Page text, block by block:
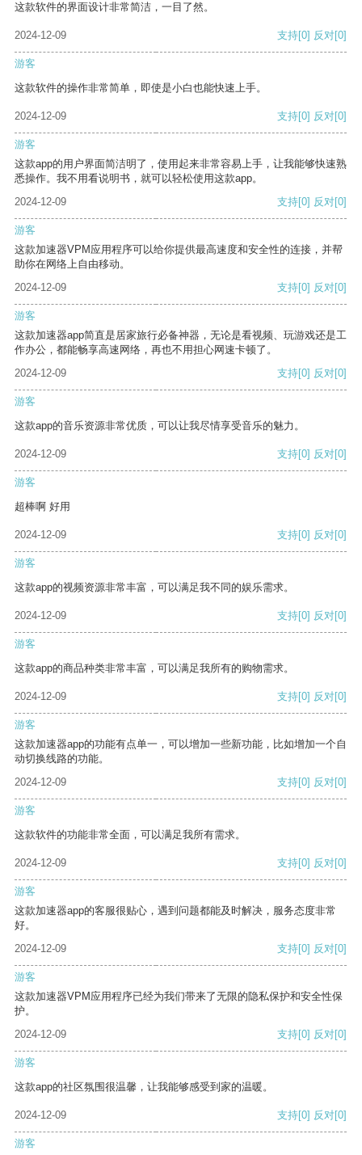
这款软件的界面设计非常简洁，一目了然。
2024-12-09 支持[0] 反对[0]
游客
这款软件的操作非常简单，即使是小白也能快速上手。
2024-12-09 支持[0] 反对[0]
游客
这款app的用户界面简洁明了，使用起来非常容易上手，让我能够快速熟
悉操作。我不用看说明书，就可以轻松使用这款app。
2024-12-09
支持[0] 反对[0]
游客
这款加速器VPM应用程序可以给你提供最高速度和安全性的连接，并帮
助你在网络上自由移动。
2024-12-09
支持[0] 反对[0]
游客
这款加速器app简直是居家旅行必备神器，无论是看视频、玩游戏还是工
作办公，都能畅享高速网络，再也不用担心网速卡顿了。
2024-12-09
支持[0] 反对[0]
游客
这款app的音乐资源非常优质，可以让我尽情享受音乐的魅力。
2024-12-09 支持[0] 反对[0]
游客
超棒啊 好用
2024-12-09 支持[0] 反对[0]
游客
这款app的视频资源非常丰富，可以满足我不同的娱乐需求。
2024-12-09 支持[0] 反对[0]
游客
这款app的商品种类非常丰富，可以满足我所有的购物需求。
2024-12-09 支持[0] 反对[0]
游客
这款加速器app的功能有点单一，可以增加一些新功能，比如增加一个自
动切换线路的功能。
2024-12-09
支持[0] 反对[0]
游客
这款软件的功能非常全面，可以满足我所有需求。
2024-12-09 支持[0] 反对[0]
游客
这款加速器app的客服很贴心，遇到问题都能及时解决，服务态度非常
好。
2024-12-09
支持[0] 反对[0]
游客
这款加速器VPM应用程序已经为我们带来了无限的隐私保护和安全性保
护。
2024-12-09
支持[0] 反对[0]
游客
这款app的社区氛围很温馨，让我能够感受到家的温暖。
2024-12-09 支持[0] 反对[0]
游客